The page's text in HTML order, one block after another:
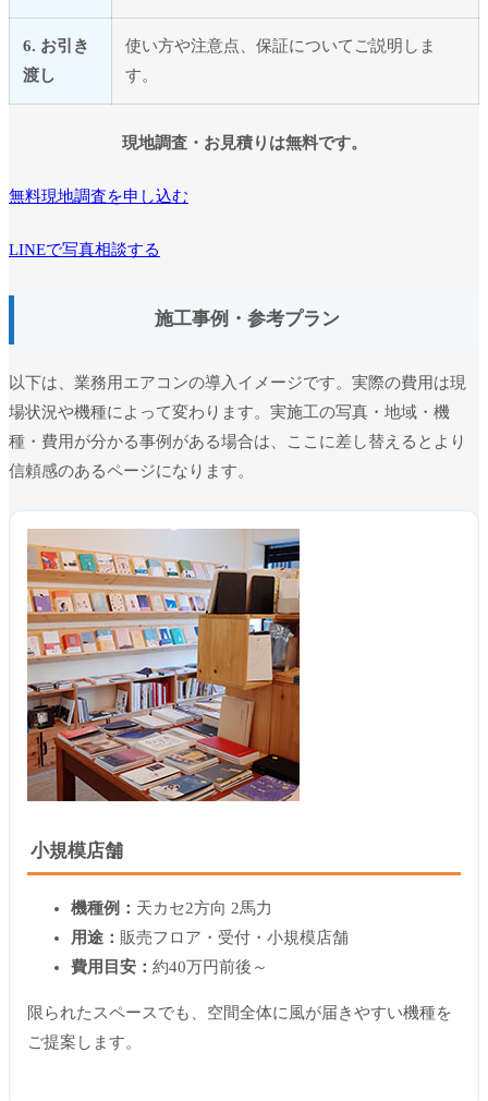
6. お引き
渡し
使い方や注意点、保証についてご説明しま
す。
現地調査・お見積りは無料です。
無料現地調査を申し込む
LINEで写真相談する
施工事例・参考プラン
以下は、業務用エアコンの導入イメージです。実際の費用は現
場状況や機種によって変わります。実施工の写真・地域・機
種・費用が分かる事例がある場合は、ここに差し替えるとより
信頼感のあるページになります。
小規模店舗
機種例： 天カセ2方向 2馬力
用途： 販売フロア・受付・小規模店舗
費用目安： 約40万円前後～
限られたスペースでも、空間全体に風が届きやすい機種を
ご提案します。